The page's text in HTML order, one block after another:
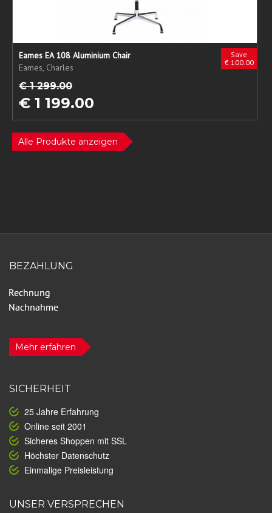
Save
€ 100.00
Eames EA 108 Aluminium Chair
Eames, Charles
€ 1 299.00
€ 1 199.00
Alle Produkte anzeigen
BEZAHLUNG
Mehr erfahren
SICHERHEIT
25 Jahre Erfahrung
Online seit 2001
Sicheres Shoppen mit SSL
Höchster Datenschutz
Einmalige Preisleistung
UNSER VERSPRECHEN